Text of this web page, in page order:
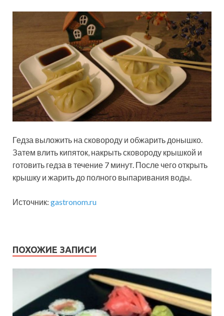
Гедза выложить на сковороду и обжарить донышко.
Затем влить кипяток, накрыть сковороду крышкой и
готовить гедза в течение 7 минут. После чего открыть
крышку и жарить до полного выпаривания воды.
Источник: gastronom.ru
ПОХОЖИЕ ЗАПИСИ